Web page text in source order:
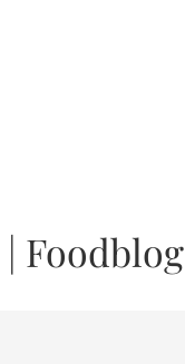
| Foodblog